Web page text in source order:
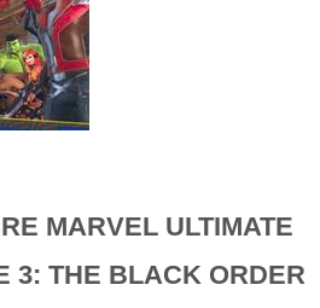
MARVEL ULTIMATE
3: THE BLACK ORDER